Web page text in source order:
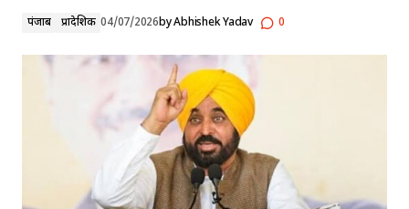
पंजाब प्रादेशिक 04/07/2026byAbhishek Yadav 0